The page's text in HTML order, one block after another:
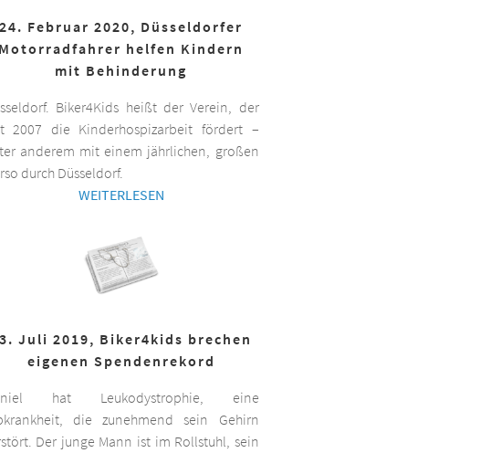
24. Februar 2020, Düsseldorfer
Motorradfahrer helfen Kindern
mit Behinderung
Biker4Kids heißt der Verein, der
2007 die Kinderhospizarbeit fördert –
anderem mit einem jährlichen, großen
durch Düsseldorf.
WEITERLESEN
Juli 2019, Biker4kids brechen
eigenen Spendenrekord
hat Leukodystrophie, eine
die zunehmend sein Gehirn
Der junge Mann ist im Rollstuhl, sein